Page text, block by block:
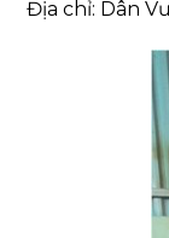
Địa chỉ: Dân